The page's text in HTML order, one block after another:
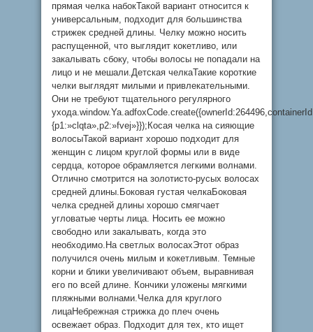
прямая челка набокТакой вариант относится к
универсальным, подходит для большинства
стрижек средней длины. Челку можно носить
распущенной, что выглядит кокетливо, или
закалывать сбоку, чтобы волосы не попадали на
лицо и не мешали.Детская челкаТакие короткие
челки выглядят милыми и привлекательными.
Они не требуют тщательного регулярного
{p1:»clqta»,p2:»fvej»}});Косая челка на сияющие
волосыТакой вариант хорошо подходит для
женщин с лицом круглой формы или в виде
сердца, которое обрамляется легкими волнами.
Отлично смотрится на золотисто-русых волосах
средней длины.Боковая густая челкаБоковая
челка средней длины хорошо смягчает
угловатые черты лица. Носить ее можно
свободно или закалывать, когда это
необходимо.На светлых волосахЭтот образ
получился очень милым и кокетливым. Темные
корни и блики увеличивают объем, выравнивая
его по всей длине. Кончики уложены мягкими
пляжными волнами.Челка для круглого
лицаНебрежная стрижка до плеч очень
освежает образ. Подходит для тех, кто ищет